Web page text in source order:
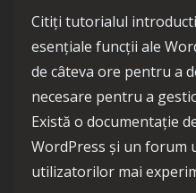
Citiți tutorialul
esențiale funcții ale
de câteva ore pentru a
necesare pentru a
Există o documentație
WordPress și un forum
utilizatorilor mai